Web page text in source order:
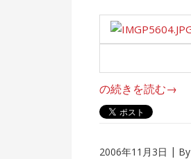
“名
古
の続きを読む→
2006年11月3日 By